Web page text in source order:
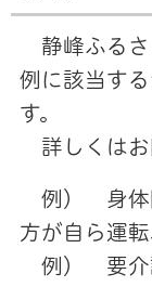
静峰ふるさ
例に該当す
す。
詳しくはお
例） 身体
方が自ら運
例） 要介